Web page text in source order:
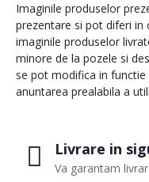
Livrare in
Va garantam
Imaginile produselor
prezentare si pot diferi in
imaginile produselor
minore de la pozele si
se pot modifica in
anuntarea prealabila a